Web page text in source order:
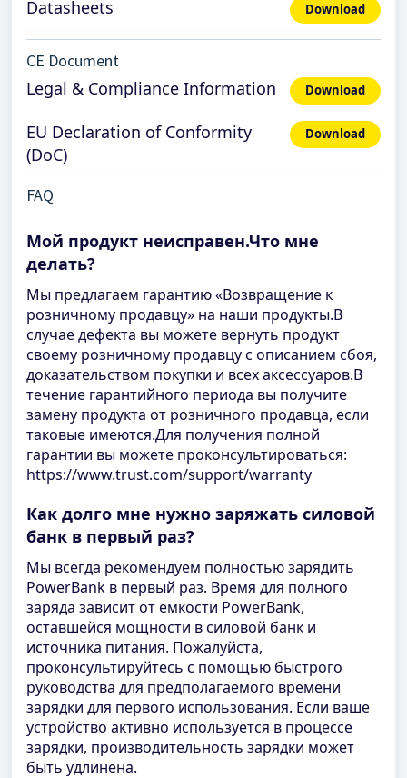
Datasheets Download
CE Document
Legal & Compliance Information Download
EU Declaration of Conformity
(DoC)
Download
FAQ
Мой продукт неисправен.Что мне
делать?
Мы предлагаем гарантию «Возвращение к
розничному продавцу» на наши продукты.В
случае дефекта вы можете вернуть продукт
своему розничному продавцу с описанием сбоя,
доказательством покупки и всех аксессуаров.В
течение гарантийного периода вы получите
замену продукта от розничного продавца, если
таковые имеются.Для получения полной
гарантии вы можете проконсультироваться:
https://www.trust.com/support/warranty
Как долго мне нужно заряжать силовой
банк в первый раз?
Мы всегда рекомендуем полностью зарядить
PowerBank в первый раз. Время для полного
заряда зависит от емкости PowerBank,
оставшейся мощности в силовой банк и
источника питания. Пожалуйста,
проконсультируйтесь с помощью быстрого
руководства для предполагаемого времени
зарядки для первого использования. Если ваше
устройство активно используется в процессе
зарядки, производительность зарядки может
быть удлинена.